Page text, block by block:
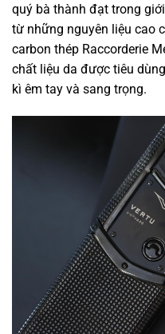
quý bà thành đạt trong
từ những nguyên liệu cao
carbon thép Raccorderie
chất liệu da được tiêu
kì êm tay và sang trọng.